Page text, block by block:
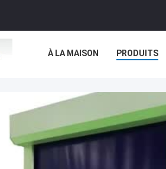
À LA MAISON PRODUITS